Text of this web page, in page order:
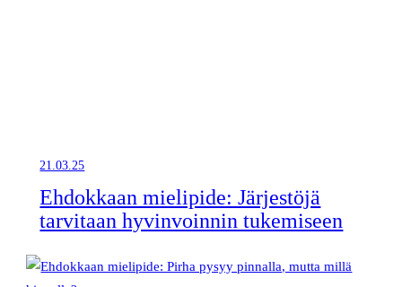
21.03.25
Ehdokkaan mielipide: Järjestöjä
tarvitaan hyvinvoinnin tukemiseen